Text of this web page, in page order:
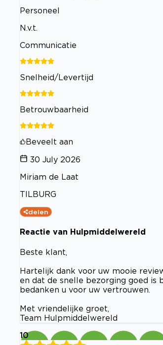
Personeel
N.v.t.
Communicatie
Snelheid/Levertijd
Betrouwbaarheid
Beveelt aan
30 July 2026
Miriam de Laat
TILBURG
delen
Reactie van Hulpmiddelwereld
Beste klant,
Hartelijk dank voor uw mooie
en dat de snelle bezorging goed is
bedanken u voor uw vertrouwen.
Met vriendelijke groet,
Team Hulpmiddelwereld
10